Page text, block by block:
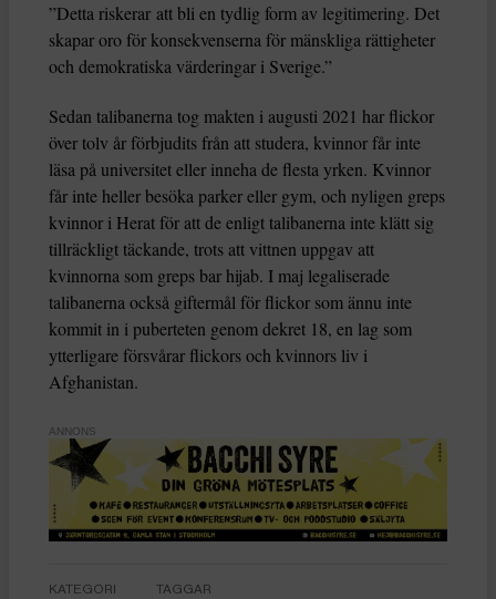
”Detta riskerar att bli en tydlig form av legitimering. Det
skapar oro för konsekvenserna för mänskliga rättigheter
och demokratiska värderingar i Sverige.”
Sedan talibanerna tog makten i augusti 2021 har flickor
över tolv år förbjudits från att studera, kvinnor får inte
läsa på universitet eller inneha de flesta yrken. Kvinnor
får inte heller besöka parker eller gym, och nyligen greps
kvinnor i Herat för att de enligt talibanerna inte klätt sig
tillräckligt täckande, trots att vittnen uppgav att
kvinnorna som greps bar hijab. I maj legaliserade
talibanerna också giftermål för flickor som ännu inte
kommit in i puberteten genom dekret 18, en lag som
ytterligare försvårar flickors och kvinnors liv i
Afghanistan.
ANNONS
KATEGORI TAGGAR